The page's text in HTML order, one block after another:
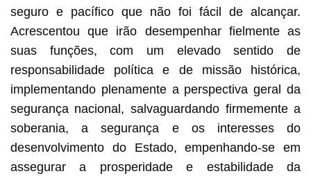
seguro e pacífico que não foi fácil de alcançar.
Acrescentou que irão desempenhar fielmente as
suas funções, com um elevado sentido de
responsabilidade política e de missão histórica,
implementando plenamente a perspectiva geral da
segurança nacional, salvaguardando firmemente a
soberania, a segurança e os interesses do
desenvolvimento do Estado, empenhando-se em
assegurar a prosperidade e estabilidade da